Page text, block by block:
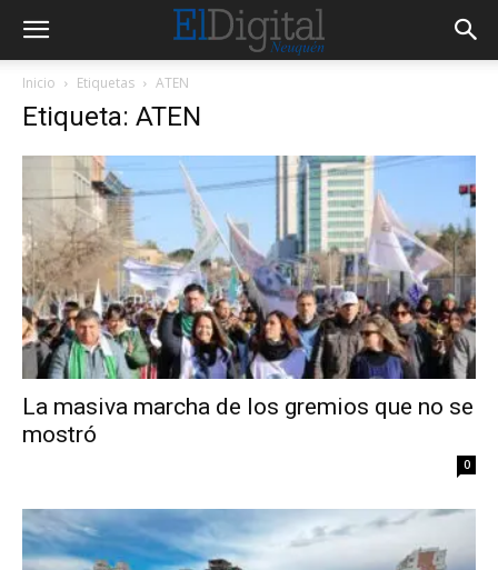
Inicio Etiquetas ATEN
Etiqueta: ATEN
La masiva marcha de los gremios que no se
mostró
0